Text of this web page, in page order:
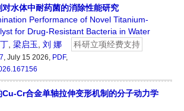
水体中耐药菌的消除性能研究
Performance of Novel Titanium-
for Drug-Resistant Bacteria in Water
梁启玉 刘 娜 科研立项经费支持
, July 15 2026, PDF,
Cr合金单轴拉伸变形机制的分子动力学